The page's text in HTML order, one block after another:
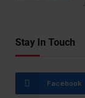
Stay In Touch
Facebook